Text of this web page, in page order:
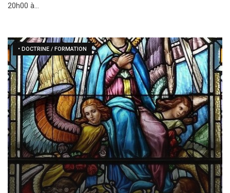
20h00 à…
• DOCTRINE / FORMATION